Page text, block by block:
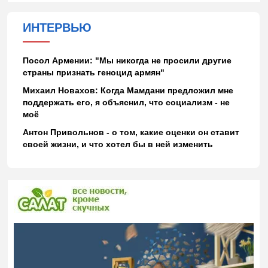
ИНТЕРВЬЮ
Посол Армении: "Мы никогда не просили другие
страны признать геноцид армян"
Михаил Новахов: Когда Мамдани предложил мне
поддержать его, я объяснил, что социализм - не
моё
Антон Привольнов - о том, какие оценки он ставит
своей жизни, и что хотел бы в ней изменить